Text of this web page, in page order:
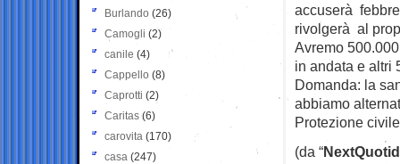
accuserà
rivolgerà al
Avremo
in andata e altri
Domanda: la
abbiamo
Protezione
(da “
Burlando (26)
Camogli (2)
canile (4)
Cappello (8)
Caprotti (2)
Caritas (6)
carovita (170)
casa (247)